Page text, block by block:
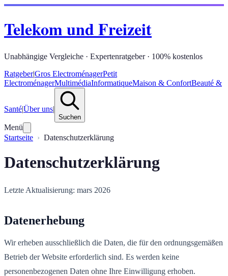
Telekom und Freizeit
Unabhängige Vergleiche · Expertenratgeber · 100% kostenlos
Ratgeber|Gros ElectroménagerPetit
ElectroménagerMultimédiaInformatiqueMaison & ConfortBeauté &
Santé|Über uns|
Suchen
Menü
Startseite
Datenschutzerklärung
Datenschutzerklärung
Letzte Aktualisierung: mars 2026
Datenerhebung
Wir erheben ausschließlich die Daten, die für den ordnungsgemäßen
Betrieb der Website erforderlich sind. Es werden keine
personenbezogenen Daten ohne Ihre Einwilligung erhoben.